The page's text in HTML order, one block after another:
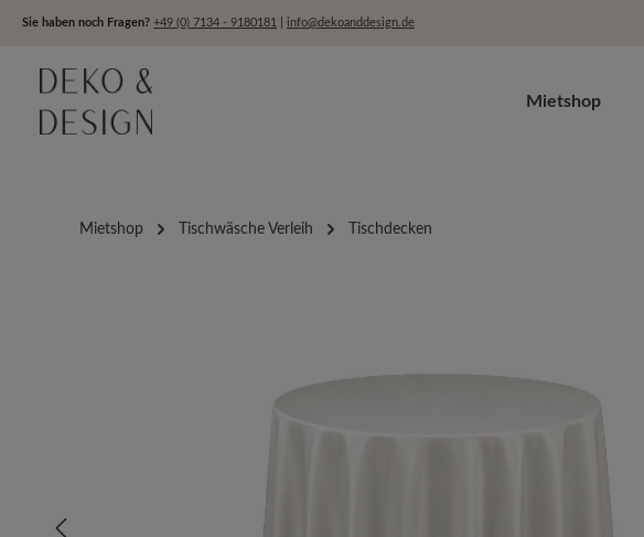
Hauptinhalt springen
Zur Hauptnavigation springen
Sie haben noch Fragen? +49 (0) 7134 - 9180181 info@dekoanddesign.de
Mietshop
Mietshop Tischwäsche Verleih Tischdecken